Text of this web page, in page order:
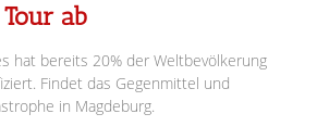
ab
hat bereits 20% der Weltbevölkerung
Findet das Gegenmittel und
in Magdeburg.